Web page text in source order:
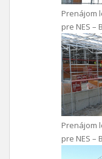
Prenájom
pre NES –
Prenájom
pre NES –